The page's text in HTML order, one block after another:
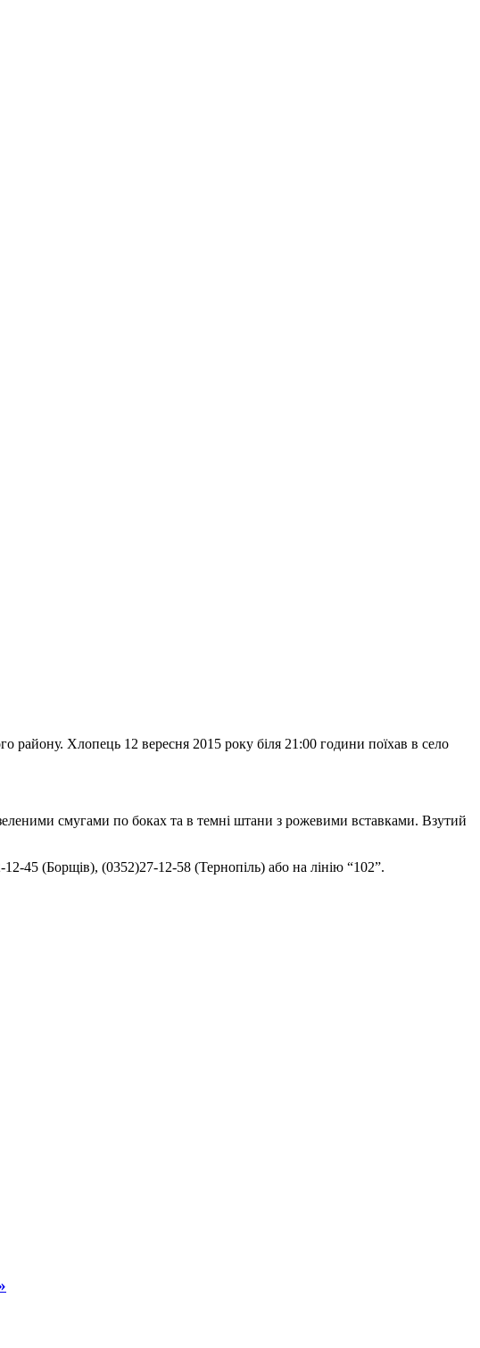
району. Хлопець 12 вересня 2015 року біля 21:00 години поїхав в село
смугами по боках та в темні штани з рожевими вставками. Взутий
45 (Борщів), (0352)27-12-58 (Тернопіль) або на лінію “102”.